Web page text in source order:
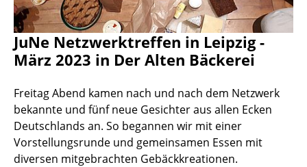
JuNe Netzwerktreffen in Leipzig -
März 2023 in Der Alten Bäckerei
Freitag Abend kamen nach und nach dem Netzwerk
bekannte und fünf neue Gesichter aus allen Ecken
Deutschlands an. So begannen wir mit einer
Vorstellungsrunde und gemeinsamen Essen mit
diversen mitgebrachten Gebäckkreationen.